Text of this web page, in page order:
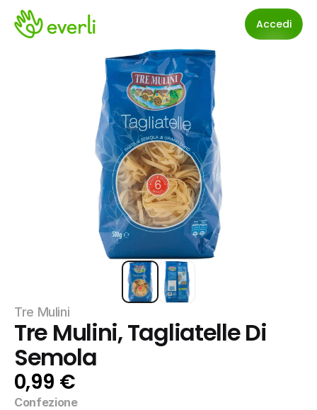
Accedi
Tre Mulini
Tre Mulini, Tagliatelle Di
Semola
0,99 €
Confezione